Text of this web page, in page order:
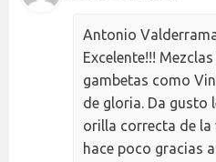
Antonio
Excelente!!!
gambetas como
de gloria. Da gusto
orilla correcta de la
hace poco gracias